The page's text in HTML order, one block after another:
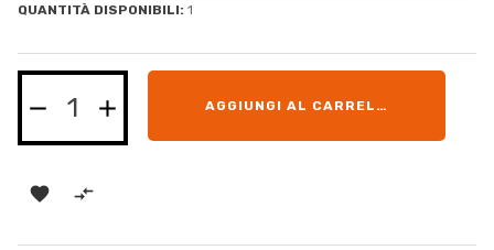
QUANTITÀ DISPONIBILI: 1
AGGIUNGI AL CARRELLO
 